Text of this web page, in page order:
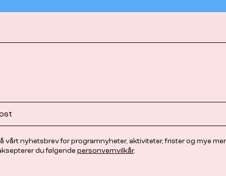
vårt nyhetsbrev for programnyheter, aktiviteter, frister og mye
du følgendepersonvernvilkår.